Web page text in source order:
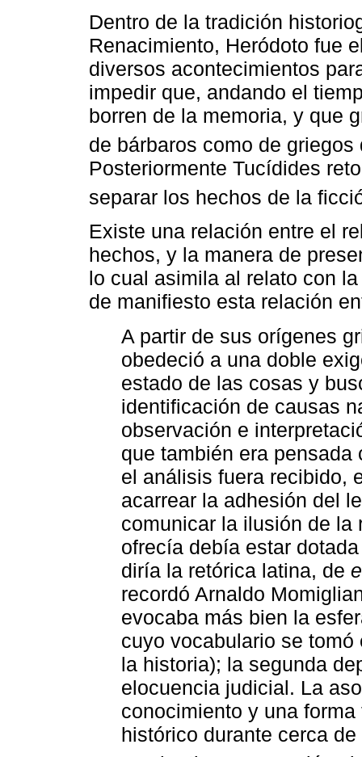
Dentro de la tradición
Renacimiento, Heródoto fue
diversos acontecimientos
impedir que, andando el
borren de la memoria, y que
de bárbaros como de
Posteriormente Tucídides
separar los hechos de la
Existe una relación entre el
hechos, y la manera de
lo cual asimila al relato con
de manifiesto esta relación
A partir de sus orígenes
obedeció a una doble
estado de las cosas y
identificación de causas
observación e
que también era
el análisis fuera recibido,
acarrear la adhesión del
comunicar la ilusión de la
ofrecía debía estar
diría la retórica latina, de
recordó Arnaldo
evocaba más bien la
cuyo vocabulario se
la historia); la segunda
elocuencia judicial. La
conocimiento y una
histórico durante cerca